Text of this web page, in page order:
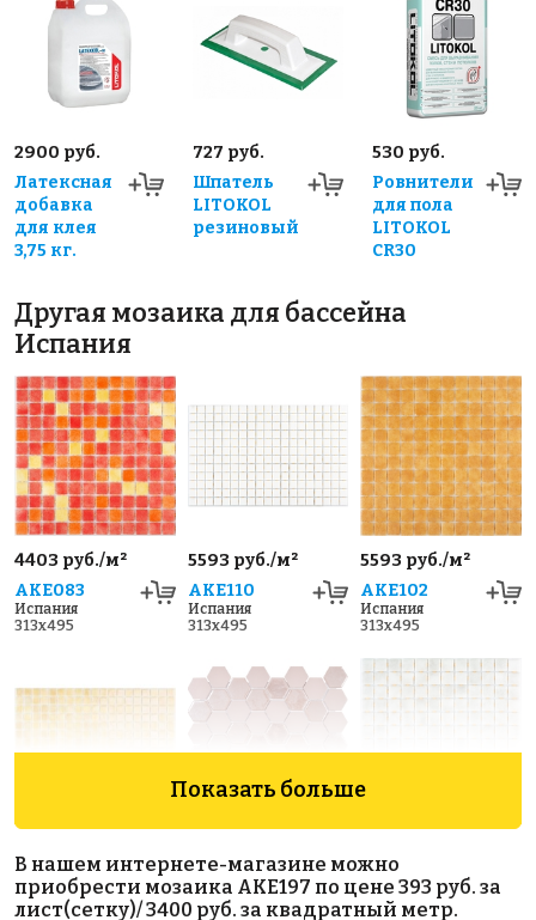
2900 руб.
Латексная
добавка
для клея
3,75 кг.
727 руб.
Шпатель
LITOKOL
резиновый
530 руб.
Ровнители
для пола
LITOKOL
CR30
Другая мозаика для бассейна
Испания
4403 руб./м²
AKE083
Испания
313x495
5593 руб./м²
AKE110
Испания
313x495
5593 руб./м²
AKE102
Испания
313x495
AKE176
Испания
313x495
AKE222
Испания
330x298
AKE016
Испания
313x495
Показать больше
В нашем интернете-магазине можно
приобрести мозаика AKE197 по цене 393 руб. за
лист(сетку)/ 3400 руб. за квадратный метр.